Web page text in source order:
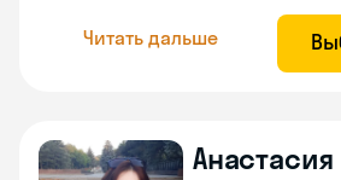
Читать дальше
Анастасия